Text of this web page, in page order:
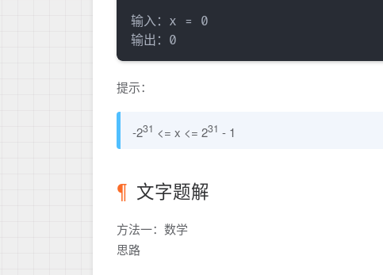
输入：x = 0
提示：
-231 <= x <= 231 - 1
文字题解
方法一：数学
思路